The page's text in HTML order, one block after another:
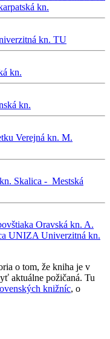
kn.
kn. TU
kn.
kn.
Verejná kn. M.
Skalica - Mestská
Oravská kn. A.
UNIZA Univerzitná kn.
o tom, že kniha je v
aktuálne požičaná. Tu
knižníc, o